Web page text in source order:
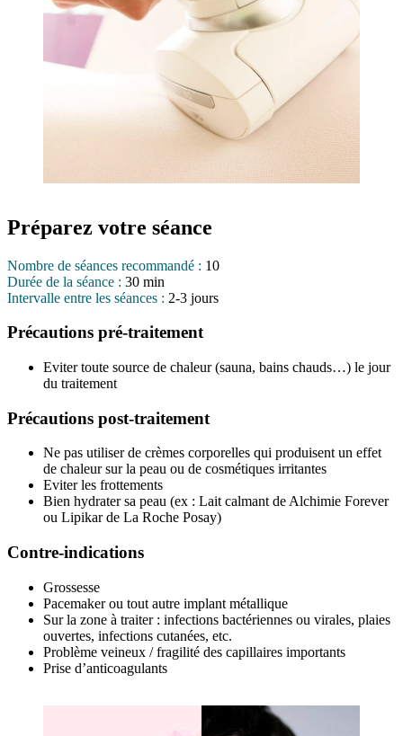
Préparez votre séance
Nombre de séances recommandé : 10
Durée de la séance : 30 min
Intervalle entre les séances : 2-3 jours
Précautions pré-traitement
Eviter toute source de chaleur (sauna, bains chauds…) le jour
du traitement
Précautions post-traitement
Ne pas utiliser de crèmes corporelles qui produisent un effet
de chaleur sur la peau ou de cosmétiques irritantes
Eviter les frottements
Bien hydrater sa peau (ex : Lait calmant de Alchimie Forever
ou Lipikar de La Roche Posay)
Contre-indications
Grossesse
Pacemaker ou tout autre implant métallique
Sur la zone à traiter : infections bactériennes ou virales, plaies
ouvertes, infections cutanées, etc.
Problème veineux / fragilité des capillaires importants
Prise d’anticoagulants